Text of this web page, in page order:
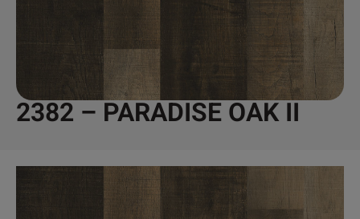
2382 – PARADISE OAK II